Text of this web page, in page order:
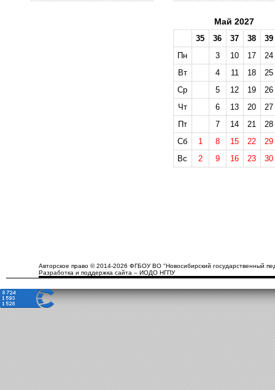
Май 2027
35 36 37 38
39
Пн
3 10 17
24
Вт
4 11 18
25
Ср
5 12 19
26
Чт
6 13 20
27
Пт
7 14 21
28
Сб
1 8 15 22
29
Вс
2 9 16 23 30
Авторское право © 2014-2026 ФГБОУ ВО "Новосибирский государственный
Разработка и поддержка сайта – ИОДО НГПУ